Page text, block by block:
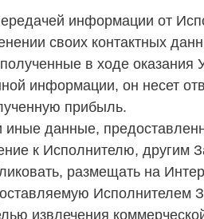
информации от
своих контактных
в ходе оказания
информации, он несет
прибыль.
данные,
к Исполнителю, другим
размещать на
извлечения